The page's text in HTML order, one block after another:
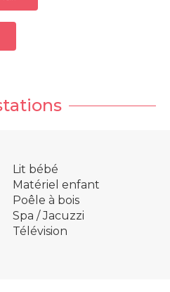
Lit bébé
Matériel enfant
Poêle à bois
Spa / Jacuzzi
Télévision